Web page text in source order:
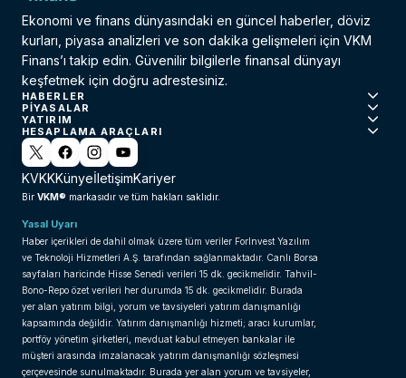
Ekonomi ve finans dünyasındaki en güncel haberler, döviz
kurları, piyasa analizleri ve son dakika gelişmeleri için VKM
Finans’ı takip edin. Güvenilir bilgilerle finansal dünyayı
keşfetmek için doğru adrestesiniz.
HABERLER
PIYASALAR
YATIRIM
HESAPLAMA ARAÇLARI
KVKKKünyeİletişimKariyer
Bir VKM® markasıdır ve tüm hakları saklıdır.
Yasal Uyarı
Haber içerikleri de dahil olmak üzere tüm veriler ForInvest Yazılım
ve Teknoloji Hizmetleri A.Ş. tarafından sağlanmaktadır. Canlı Borsa
sayfaları haricinde Hisse Senedi verileri 15 dk. gecikmelidir. Tahvil-
Bono-Repo özet verileri her durumda 15 dk. gecikmelidir. Burada
yer alan yatırım bilgi, yorum ve tavsiyeleri yatırım danışmanlığı
kapsamında değildir. Yatırım danışmanlığı hizmeti; aracı kurumlar,
portföy yönetim şirketleri, mevduat kabul etmeyen bankalar ile
müşteri arasında imzalanacak yatırım danışmanlığı sözleşmesi
çerçevesinde sunulmaktadır. Burada yer alan yorum ve tavsiyeler,